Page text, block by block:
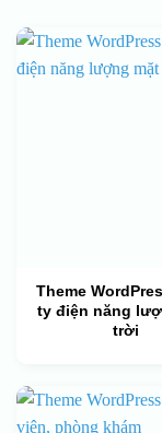
Theme
ty điện năng
trời